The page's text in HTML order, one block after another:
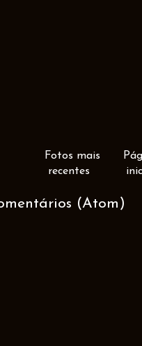
Fotos mais
recentes
(Atom)